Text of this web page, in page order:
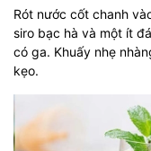
Rót nước cốt chanh
siro bạc hà và một ít
có ga. Khuấy nhẹ
kẹo.